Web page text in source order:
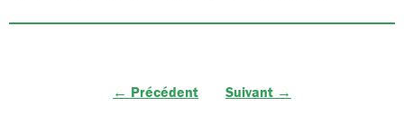
← Précédent Suivant →